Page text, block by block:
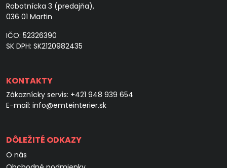
Robotnícka 3 (predajňa),
036 01 Martin
IČO: 52326390
SK DPH: SK2120982435
KONTAKTY
Zákaznícky servis: +421 948 939 654
E-mail: info@emteinterier.sk
DÔLEŽITÉ ODKAZY
O nás